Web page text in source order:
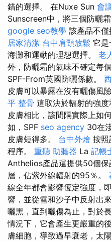
錯的選擇。 在Nuxe Sun 會
Sunscreen中，將三個防曬
google seo教學 該產品不僅
居家清潔 台中肩頸放鬆 它是
海灘和運動的理想選擇。 老
外，防曬霜的氣味不確定每
SPF-From英國防曬係數。
皮膚可以暴露在沒有曬傷風
平 整骨 這取決於輻射的強
皮膚相比，該間隔實際上如
如，SPF seo agency 30在
皮膚短得多。 台中外燴 按照
程序。 重聽 助聽器 La 記帳
Anthelios產品還提供50個
層，佔紫外線輻射的95％。
線全年都會影響恆定強度，
響，並從雪和沙子中反射出
曬黑，直到曬傷為止，對於
情況下，它會產生更嚴重的
膚細胞，導致過早衰老，太